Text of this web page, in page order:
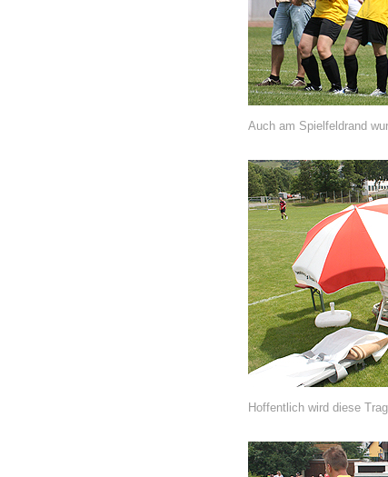
Auch am Spielfeldrand
Hoffentlich wird diese